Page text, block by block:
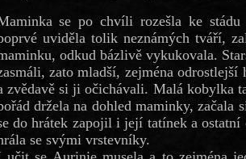
se po chvíli rozešla ke
uviděla tolik neznámých tváří,
odkud bázlivě vykukovala.
zato mladší, zejména
zvědavě si ji očichávali. Malá kobylka
držela na dohled maminky,
do hrátek zapojil i její tatínek a ostatní
se svými vrstevníky.